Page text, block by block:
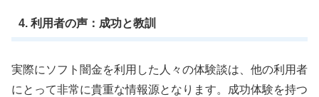
4. 利用者の声：成功と教訓
実際にソフト闇金を利用した人々の体験談は、他の利用者
にとって非常に貴重な情報源となります。成功体験を持つ